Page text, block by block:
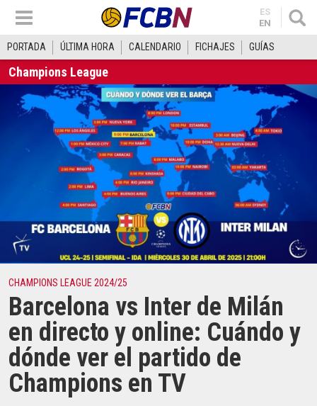
ES
EN
PORTADA ÚLTIMA HORA CALENDARIO FICHAJES GUÍAS
Champions League
CHAMPIONS LEAGUE 2024/25
Barcelona vs Inter de Milán
en directo y online: Cuándo y
dónde ver el partido de
Champions en TV